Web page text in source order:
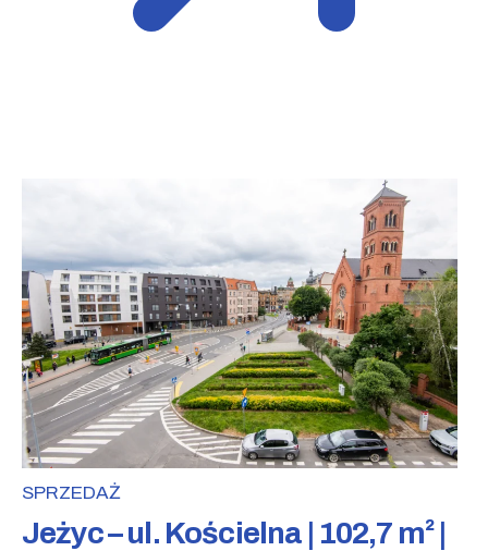
SPRZEDAŻ
Jeżyc – ul. Kościelna | 102,7 m² |